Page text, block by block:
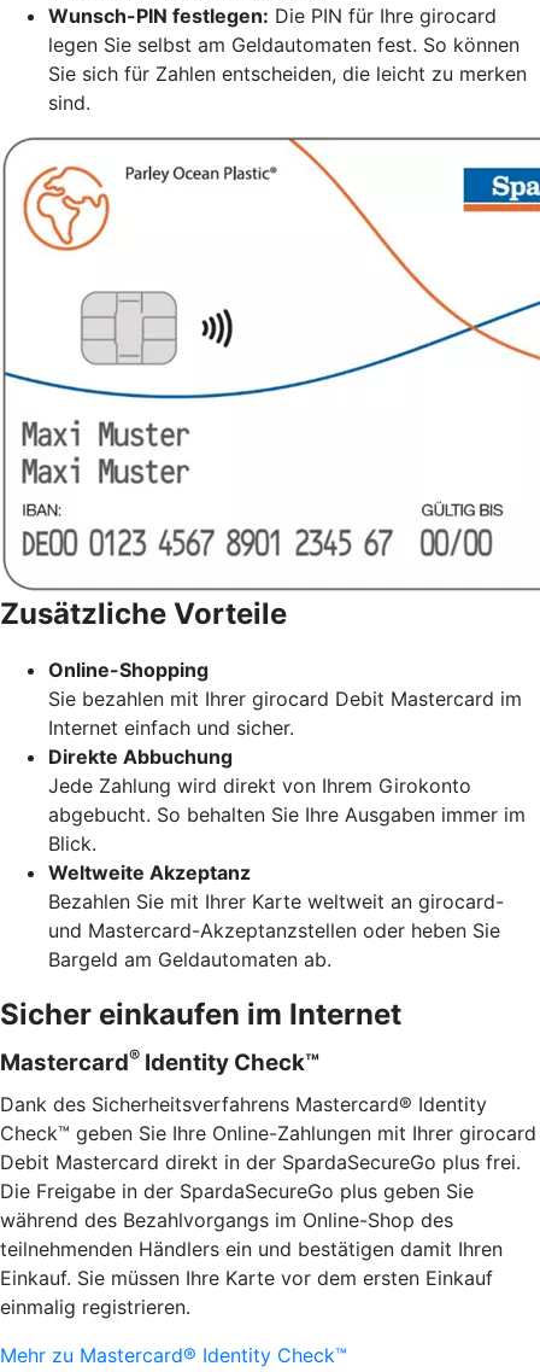
Wunsch-PIN festlegen: Die PIN für Ihre girocard
legen Sie selbst am Geldautomaten fest. So können
Sie sich für Zahlen entscheiden, die leicht zu merken
sind.
Zusätzliche Vorteile
Online-Shopping
Sie bezahlen mit Ihrer girocard Debit Mastercard im
Internet einfach und sicher.
Direkte Abbuchung
Jede Zahlung wird direkt von Ihrem Girokonto
abgebucht. So behalten Sie Ihre Ausgaben immer im
Blick.
Weltweite Akzeptanz
Bezahlen Sie mit Ihrer Karte weltweit an girocard-
und Mastercard-Akzeptanzstellen oder heben Sie
Bargeld am Geldautomaten ab.
Sicher einkaufen im Internet
Mastercard® Identity Check™
Dank des Sicherheitsverfahrens Mastercard® Identity
Check™ geben Sie Ihre Online-Zahlungen mit Ihrer girocard
Debit Mastercard direkt in der SpardaSecureGo plus frei.
Die Freigabe in der SpardaSecureGo plus geben Sie
während des Bezahlvorgangs im Online-Shop des
teilnehmenden Händlers ein und bestätigen damit Ihren
Einkauf. Sie müssen Ihre Karte vor dem ersten Einkauf
einmalig registrieren.
Mehr zu Mastercard® Identity Check™